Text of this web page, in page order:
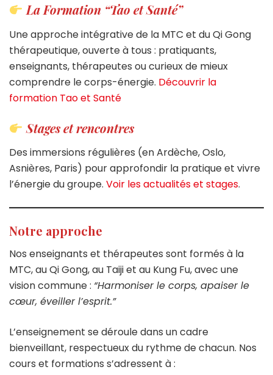
La Formation “Tao et Santé”
Une approche intégrative de la MTC et du Qi Gong
thérapeutique, ouverte à tous : pratiquants,
enseignants, thérapeutes ou curieux de mieux
comprendre le corps-énergie. Découvrir la
formation Tao et Santé
Stages et rencontres
Des immersions régulières (en Ardèche, Oslo,
Asnières, Paris) pour approfondir la pratique et vivre
l’énergie du groupe. Voir les actualités et stages.
Notre approche
Nos enseignants et thérapeutes sont formés à la
MTC, au Qi Gong, au Taiji et au Kung Fu, avec une
vision commune : “Harmoniser le corps, apaiser le
cœur, éveiller l’esprit.”
L’enseignement se déroule dans un cadre
bienveillant, respectueux du rythme de chacun. Nos
cours et formations s’adressent à :